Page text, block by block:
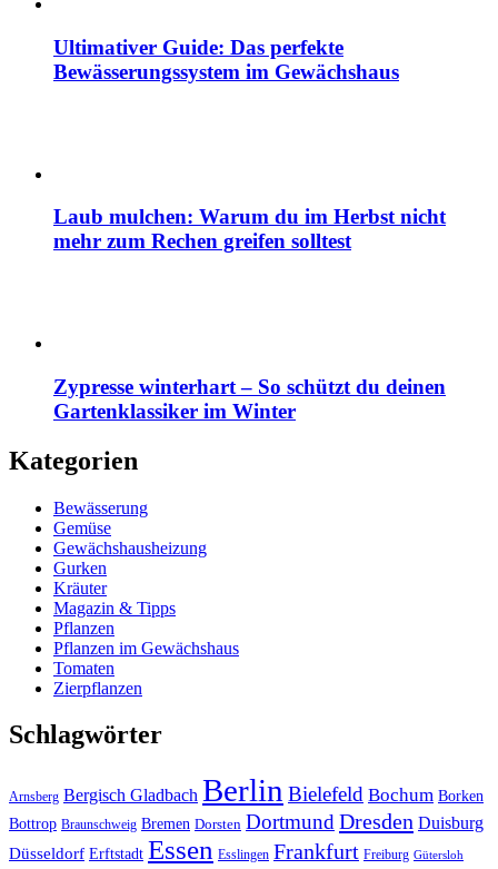
Ultimativer Guide: Das perfekte
Bewässerungssystem im Gewächshaus
Laub mulchen: Warum du im Herbst nicht
mehr zum Rechen greifen solltest
Zypresse winterhart – So schützt du deinen
Gartenklassiker im Winter
Kategorien
Bewässerung
Gemüse
Gewächshausheizung
Gurken
Kräuter
Magazin & Tipps
Pflanzen
Pflanzen im Gewächshaus
Tomaten
Zierpflanzen
Schlagwörter
Arnsberg Bergisch Gladbach Berlin Bielefeld Bochum Borken
Bottrop Braunschweig Bremen Dorsten DortmundDresden Duisburg
Düsseldorf Erftstadt Essen Esslingen Frankfurt Freiburg Gütersloh